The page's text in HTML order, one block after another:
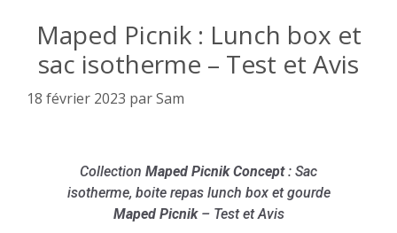
Maped Picnik : Lunch box et
sac isotherme – Test et Avis
18 février 2023 parSam
Collection Maped Picnik Concept: Sac
isotherme, boite repas lunch box et gourde
Maped Picnik– Test et Avis